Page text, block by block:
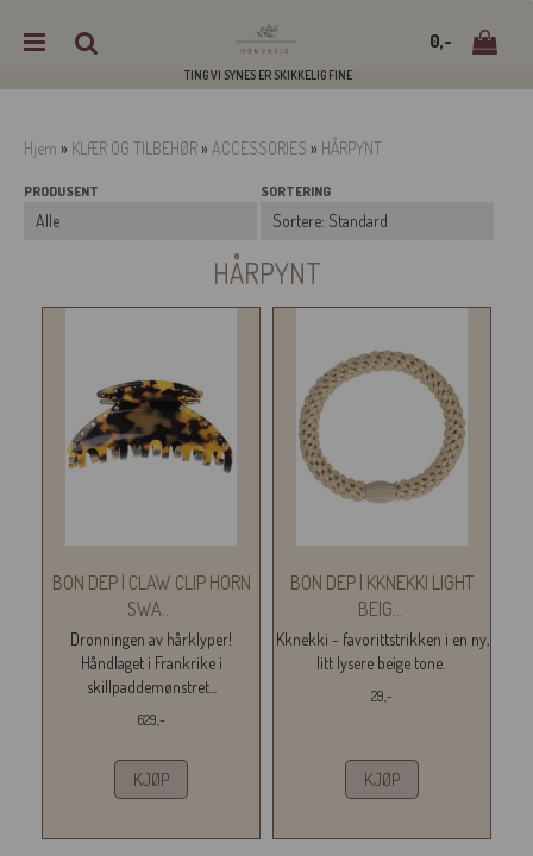
0,-
TING VI SYNES ER SKIKKELIG FINE
Hjem » KLÆR OG TILBEHØR» ACCESSORIES » HÅRPYNT
PRODUSENT SORTERING
HÅRPYNT
BON DEP | CLAW CLIP HORN
SWA...
Dronningen av hårklyper!
Håndlaget i Frankrike i
skillpaddemønstret...
629,-
KJØP
BON DEP | KKNEKKI LIGHT
BEIG...
Kknekki - favorittstrikken i en ny,
litt lysere beige tone.
29,-
KJØP